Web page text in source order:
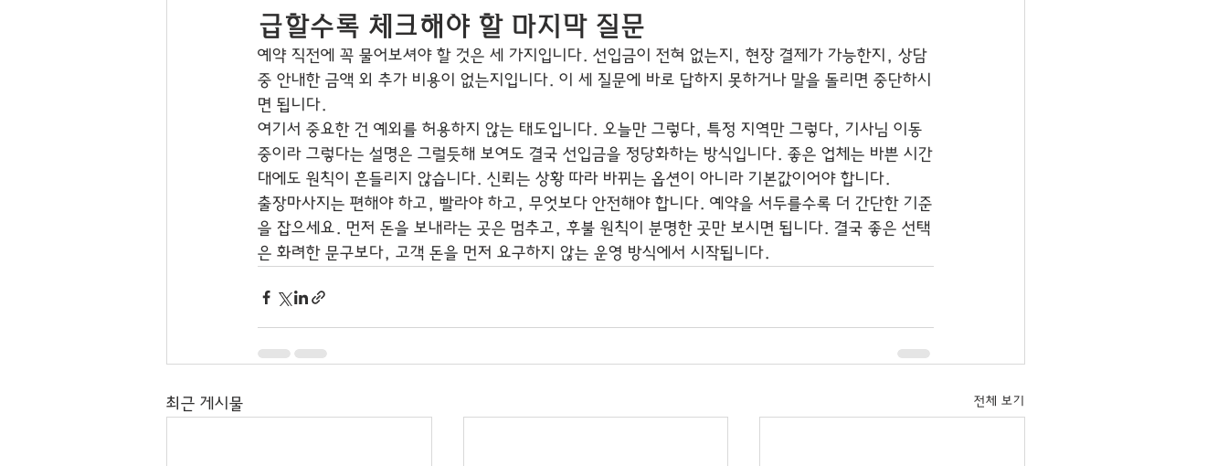
급할수록 체크해야 할 마지막 질문
예약 직전에 꼭 물어보셔야 할 것은 세 가지입니다. 선입금이 전혀 없는지, 현장 결제가 가능한지, 상담
중 안내한 금액 외 추가 비용이 없는지입니다. 이 세 질문에 바로 답하지 못하거나 말을 돌리면 중단하시
면 됩니다.
여기서 중요한 건 예외를 허용하지 않는 태도입니다. 오늘만 그렇다, 특정 지역만 그렇다, 기사님 이동
중이라 그렇다는 설명은 그럴듯해 보여도 결국 선입금을 정당화하는 방식입니다. 좋은 업체는 바쁜 시간
대에도 원칙이 흔들리지 않습니다. 신뢰는 상황 따라 바뀌는 옵션이 아니라 기본값이어야 합니다.
출장마사지는 편해야 하고, 빨라야 하고, 무엇보다 안전해야 합니다. 예약을 서두를수록 더 간단한 기준
을 잡으세요. 먼저 돈을 보내라는 곳은 멈추고, 후불 원칙이 분명한 곳만 보시면 됩니다. 결국 좋은 선택
은 화려한 문구보다, 고객 돈을 먼저 요구하지 않는 운영 방식에서 시작됩니다.
최근 게시물 전체 보기